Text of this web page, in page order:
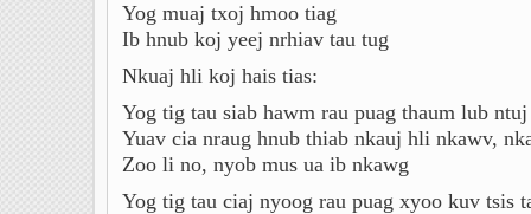
Yog muaj txoj hmoo tiag
Ib hnub koj yeej nrhiav tau tug
Nkuaj hli koj hais tias:
Yog tig tau siab hawm rau puag thaum lub
Yuav cia nraug hnub thiab nkauj hli nkawv,
Zoo li no, nyob mus ua ib nkawg
Yog tig tau ciaj nyoog rau puag xyoo kuv tsis